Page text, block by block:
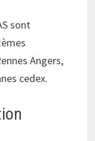
sont
Angers,
cedex.